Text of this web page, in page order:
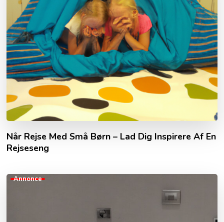
Når Rejse Med Små Børn – Lad Dig Inspirere Af En
Rejseseng
Annonce